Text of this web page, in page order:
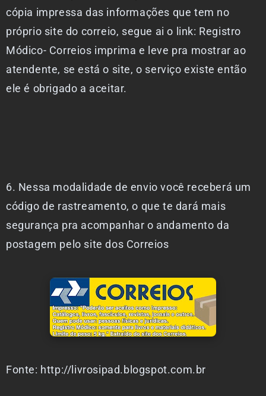
cópia impressa das informações que tem no
próprio site do correio, segue ai o link: Registro
Módico- Correios imprima e leve pra mostrar ao
atendente, se está o site, o serviço existe então
ele é obrigado a aceitar.
6. Nessa modalidade de envio você receberá um
código de rastreamento, o que te dará mais
segurança pra acompanhar o andamento da
postagem pelo site dos Correios
Fonte: http://livrosipad.blogspot.com.br